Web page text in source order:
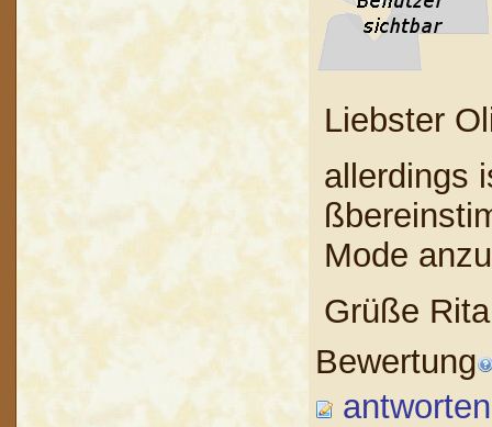
Liebster
allerdings
Mode
Grüße Rita
Bewertung
antworten